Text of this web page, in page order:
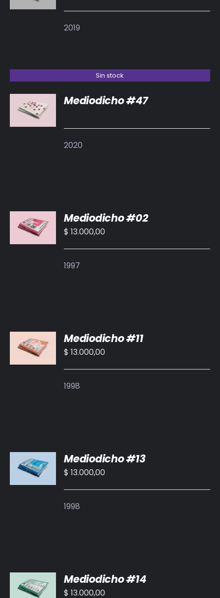
2019
Sin stock
DETALLES
Mediodicho #47
2020
AL
CARRITO
/
Mediodicho #02
$ 13.000,00
1997
AL
CARRITO
/
Mediodicho #11
$ 13.000,00
1998
AL
CARRITO
/
Mediodicho #13
$ 13.000,00
1998
AL
CARRITO
Mediodicho #14
$ 13.000,00